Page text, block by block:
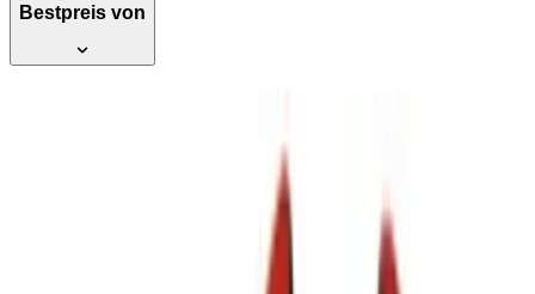
Bestpreis von
Schneidwerkzeug für Kupfer- und
Aluminiumkabel bis 35qmm, mit 2-
komponenten Griff und nachstellbarem
Schraubgelenk, Lieferung in Safetybox